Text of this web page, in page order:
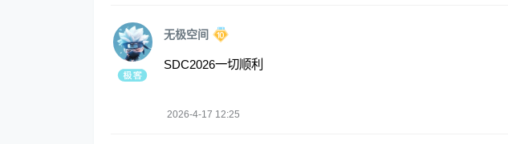
无极空间
SDC2026一切顺利
2026-4-17 12:25